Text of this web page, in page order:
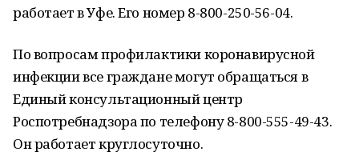
работает в Уфе. Его номер 8-800-250-56-04.
По вопросам профилактики коронавирусной
инфекции все граждане могут обращаться в
Единый консультационный центр
Роспотребнадзора по телефону 8-800-555-49-43.
Он работает круглосуточно.